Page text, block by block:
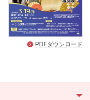
PDFダウンロード